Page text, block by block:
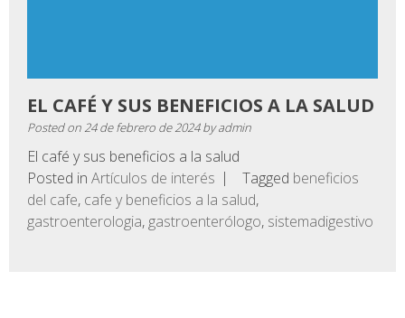
EL CAFÉ Y SUS BENEFICIOS A LA SALUD
Posted on 24 de febrero de 2024byadmin
El café y sus beneficios a la salud
Posted in Artículos de interés Tagged beneficios
del cafe, cafe y beneficios a la salud,
gastroenterologia, gastroenterólogo, sistemadigestivo